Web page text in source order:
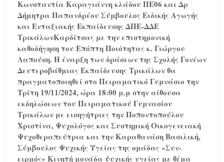
Κωνσταντία Καραγιάννη κλάδου ΠΕ06 και Δρ
Δήμητρα Παπανδρέου Σύμβουλος Ειδικής Αγωγής
και Ενταξιακής Εκπαίδευσης ΔΠΕ-ΔΔΕ
ΤρικάλωνΚαρδίτσας με την επιστημονική
καθοδήγηση του Επόπτη Ποιότητας κ. Γιώργου
Λαπούση. Η έναρξη των δράσεων της Σχολής Γονέων
Δευτεροβάθμιας Εκπαίδευσης Τρικάλων θα
πραγματοποιηθεί στο Πειραματικό Γυμνάσιο την
Τρίτη 19/11/2024, ώρα 18:00 μ.μ στην αίθουσα
εκδηλώσεων του Πειραματικού Γυμνασίου
Τρικάλων με εισηγήτριες την Ποποντοπούλου
Χριστίνα, Ψυχολόγος και Συστημική Οικογενειακή
Ψυχοθεραπεύτρια και την Καραθανάση Βασιλική,
Σύμβουλος Ψυχικής Υγείας της ομάδας «Συν-
ειρμός» Κινητή μονάδα ψυχικής υγείας με θέμα